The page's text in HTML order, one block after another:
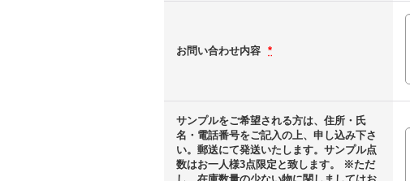
お問い合わせ内容 *
サンプルをご希望される方は、住所・氏
名・電話番号をご記入の上、申し込み下さ
い。郵送にて発送いたします。サンプル点
数はお一人様3点限定と致します。 ※ただ